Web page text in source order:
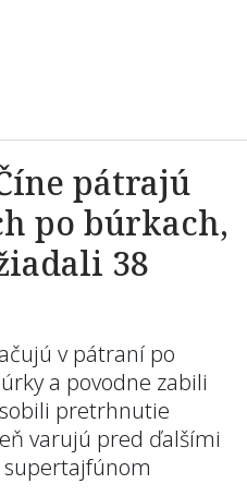
pátrajú
po búrkach,
38
v pátraní po
a povodne zabili
pretrhnutie
varujú pred ďalšími